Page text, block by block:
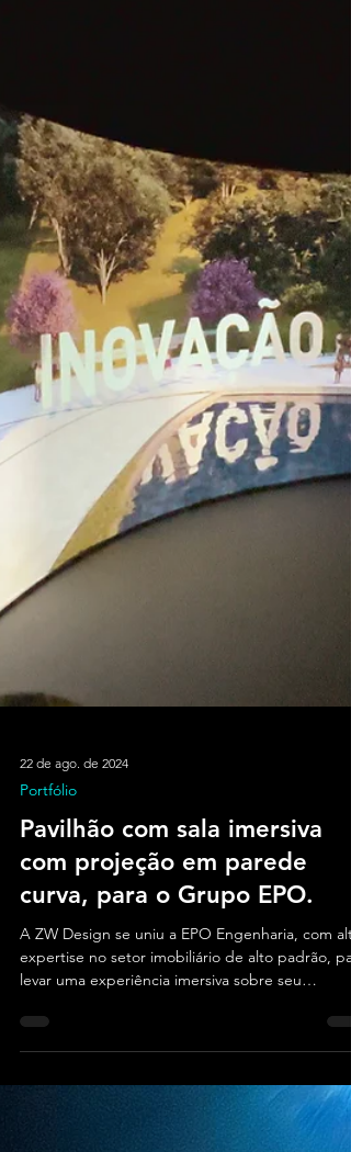
22 de ago. de 2024
Portfólio
Pavilhão com sala imersiva
com projeção em parede
curva, para o Grupo EPO.
expertise no setor imobiliário de alto padrão,
levar uma experiência imersiva sobre seu